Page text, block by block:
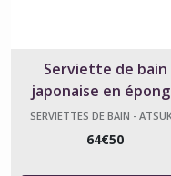
Serviette de bain
japonaise en
100% coton à pois
Atsuko Matano
SERVIETTES DE BAIN -
64€50